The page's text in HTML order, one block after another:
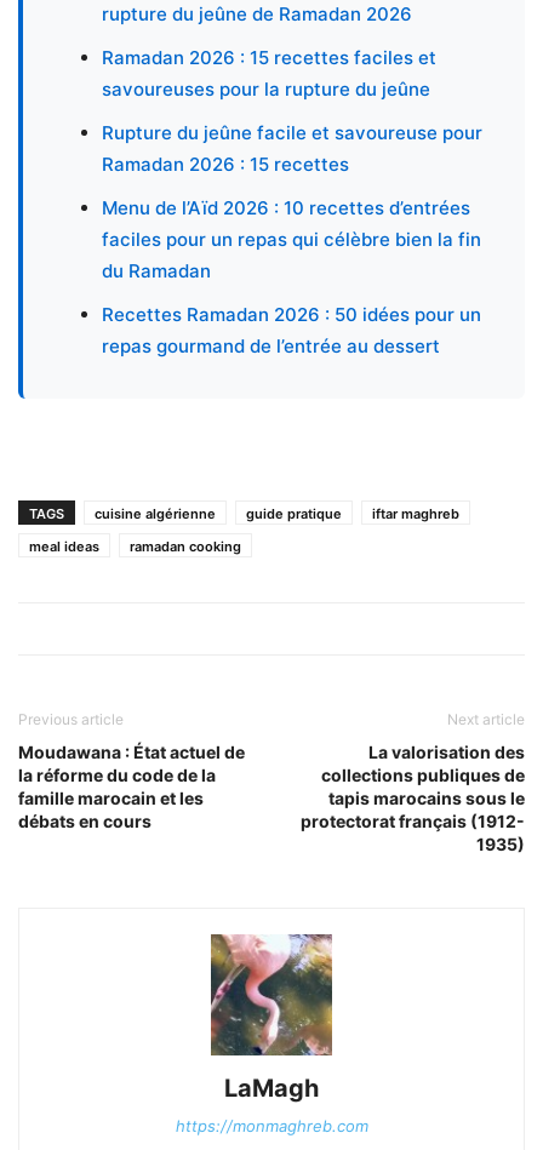
rupture du jeûne de Ramadan 2026
Ramadan 2026 : 15 recettes faciles et
savoureuses pour la rupture du jeûne
Rupture du jeûne facile et savoureuse pour
Ramadan 2026 : 15 recettes
Menu de l’Aïd 2026 : 10 recettes d’entrées
faciles pour un repas qui célèbre bien la fin
du Ramadan
Recettes Ramadan 2026 : 50 idées pour un
repas gourmand de l’entrée au dessert
TAGS cuisine algérienne guide pratique
iftar maghreb
meal ideas
ramadan cooking
Previous article
Moudawana : État actuel de
la réforme du code de la
famille marocain et les
débats en cours
Next article
La valorisation des
collections publiques de
tapis marocains sous le
protectorat français (1912-
1935)
LaMagh
https://monmaghreb.com